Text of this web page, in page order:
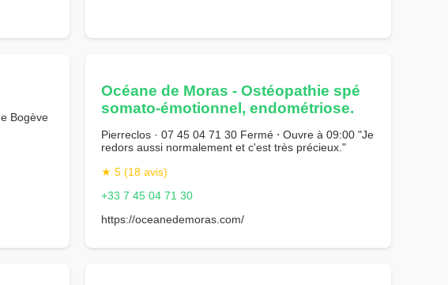
Bogève
Océane de Moras - Ostéopathie spé
somato-émotionnel, endométriose.
Pierreclos · 07 45 04 71 30 Fermé ⋅ Ouvre à 09:00 "Je
redors aussi normalement et c'est très précieux."
★ 5 (18 avis)
+33 7 45 04 71 30
https://oceanedemoras.com/